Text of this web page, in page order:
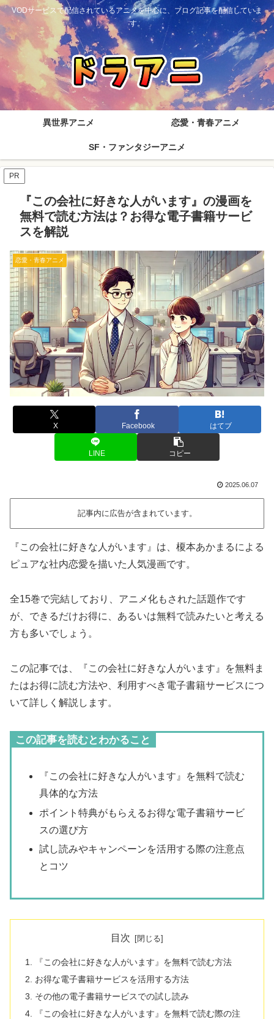
VODサービスで配信されているアニメを中心に、ブログ記事を配信していま
す。
異世界アニメ 恋愛・青春アニメ
SF・ファンタジーアニメ
PR
『この会社に好きな人がいます』の漫画を
無料で読む方法は？お得な電子書籍サービ
スを解説
恋愛・青春アニメ
X Facebook はてブ
LINE コピー
2025.06.07
記事内に広告が含まれています。
『この会社に好きな人がいます』は、榎本あかまるによる
ピュアな社内恋愛を描いた人気漫画です。
全15巻で完結しており、アニメ化もされた話題作です
が、できるだけお得に、あるいは無料で読みたいと考える
方も多いでしょう。
この記事では、『この会社に好きな人がいます』を無料ま
たはお得に読む方法や、利用すべき電子書籍サービスにつ
いて詳しく解説します。
この記事を読むとわかること
『この会社に好きな人がいます』を無料で読む
具体的な方法
ポイント特典がもらえるお得な電子書籍サービ
スの選び方
試し読みやキャンペーンを活用する際の注意点
とコツ
目次
『この会社に好きな人がいます』を無料で読む方法
お得な電子書籍サービスを活用する方法
その他の電子書籍サービスでの試し読み
『この会社に好きな人がいます』を無料で読む際の注